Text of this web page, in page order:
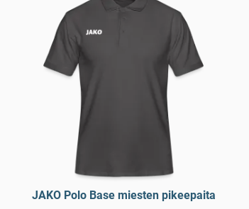
JAKO Polo Base miesten pikeepaita